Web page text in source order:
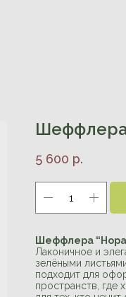
5 600 р.
Шеффлера
Лаконичное и
зелёными
подходит для
пространств,